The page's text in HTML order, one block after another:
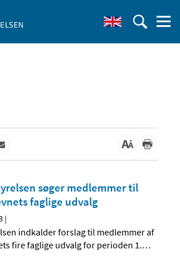
søger medlemmer til
faglige udvalg
|
indkalder forslag til medlemmer af
fire faglige udvalg for perioden 1.…